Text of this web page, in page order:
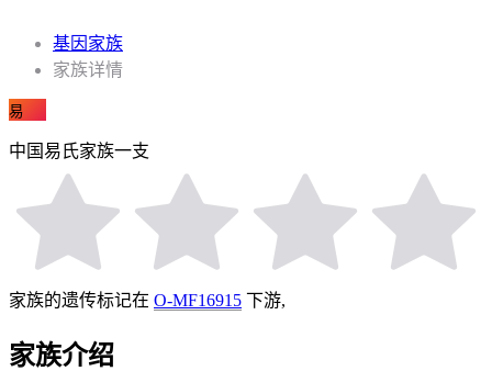
基因家族
家族详情
易
中国易氏家族一支
家族的遗传标记在 O-MF16915 下游,
家族介绍